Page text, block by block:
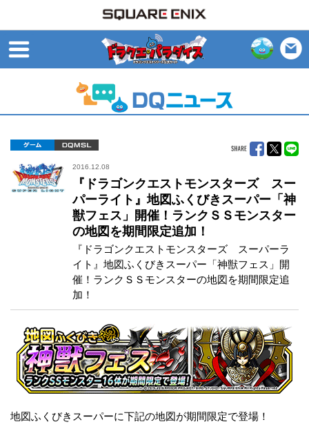
ゲーム
2016.12.08
『ドラゴンクエストモンスターズ スー
パーライト』地図ふくびきスーパー「神
獣フェス」開催！ランクＳＳモンスター
の地図を期間限定追加！
『ドラゴンクエストモンスターズ スーパーラ
イト』地図ふくびきスーパー「神獣フェス」開
催！ランクＳＳモンスターの地図を期間限定追
加！
地図ふくびきスーパーに下記の地図が期間限定で登場！